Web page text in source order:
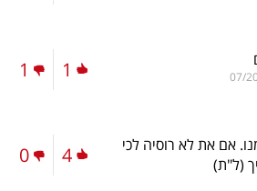
07/
1
1
אם את לא רוסיה לכי
(ל"ת) 4
0